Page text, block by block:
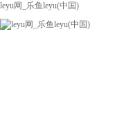
leyu网_乐鱼leyu(中国)